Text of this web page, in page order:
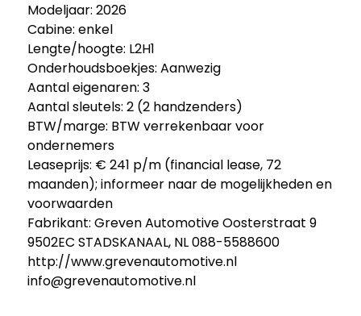
Modeljaar: 2026
Cabine: enkel
Lengte/hoogte: L2H1
Onderhoudsboekjes: Aanwezig
Aantal eigenaren: 3
Aantal sleutels: 2 (2 handzenders)
BTW/marge: BTW verrekenbaar voor
ondernemers
Leaseprijs: € 241 p/m (financial lease, 72
maanden); informeer naar de mogelijkheden en
voorwaarden
Fabrikant: Greven Automotive Oosterstraat 9
9502EC STADSKANAAL, NL 088-5588600
http://www.grevenautomotive.nl
info@grevenautomotive.nl